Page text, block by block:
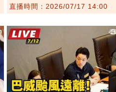
直播時間：2026/07/17 14:00